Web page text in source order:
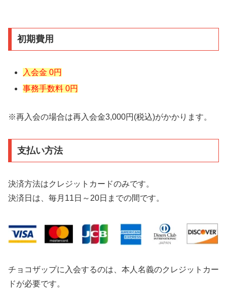
初期費用
入会金 0円
事務手数料 0円
※再入会の場合は再入会金3,000円(税込)がかかります。
支払い方法
決済方法はクレジットカードのみです。
決済日は、毎月11日～20日までの間です。
チョコザップに入会するのは、本人名義のクレジットカー
ドが必要です。